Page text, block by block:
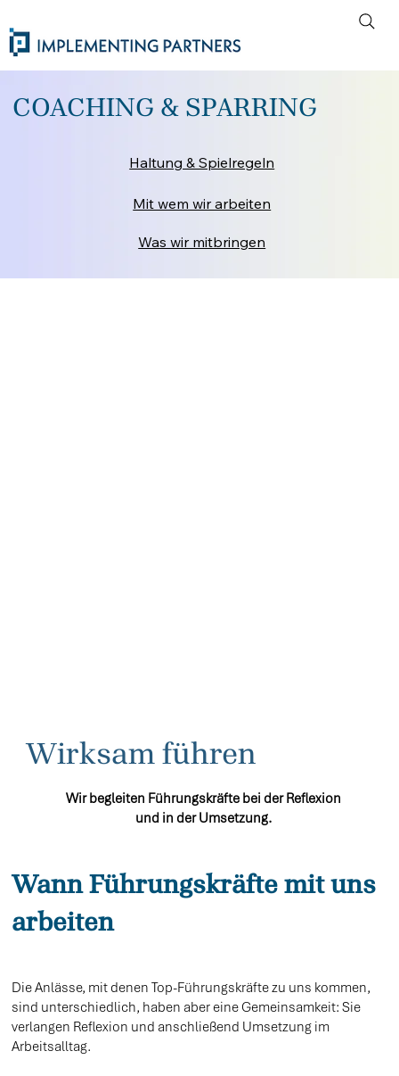
COACHING & SPARRING
Haltung & Spielregeln
Mit wem wir arbeiten
Was wir mitbringen
Wirksam führen
Wir begleiten Führungskräfte bei der Reflexion
und in der Umsetzung.
Wann Führungskräfte mit uns
arbeiten
Die Anlässe, mit denen Top-Führungskräfte zu uns kommen,
sind unterschiedlich, haben aber eine Gemeinsamkeit: Sie
verlangen Reflexion und anschließend Umsetzung im
Arbeitsalltag.